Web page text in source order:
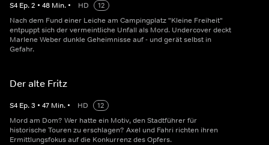
S4 Ep.2 • 48 Min. • HD
12
Nach dem Fund einer Leiche am Campingplatz "Kleine Freiheit"
entpuppt sich der vermeintliche Unfall als Mord. Undercover deckt
Marlene Weber dunkle Geheimnisse auf - und gerät selbst in
Gefahr.
Der alte Fritz
S4 Ep.3 • 47 Min. • HD
12
Mord am Dom? Wer hatte ein Motiv, den Stadtführer für
historische Touren zu erschlagen? Axel und Fahri richten ihren
Ermittlungsfokus auf die Konkurrenz des Opfers.